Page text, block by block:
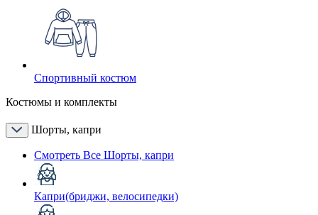
Спортивный костюм
Костюмы и комплекты
Шорты, капри
Смотреть Все Шорты, капри
Капри(бриджи, велосипедки)